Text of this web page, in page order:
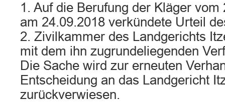
1. Auf die Berufung der Kläger
am 24.09.2018 verkündete Urteil
2. Zivilkammer des Landgerichts
mit dem ihn zugrundeliegenden
Die Sache wird zur erneuten
Entscheidung an das Landgericht
zurückverwiesen.